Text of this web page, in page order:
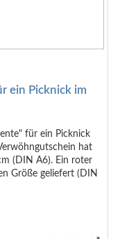
ein Picknick im
für ein Picknick
hat
(DIN A6). Ein roter
Größe geliefert (DIN